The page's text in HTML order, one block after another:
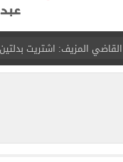
برشلونة يطرح تذاكر مواجهة
طرابزون سبور ينفي الحجز
الأهلي ينهي مرانه الأول